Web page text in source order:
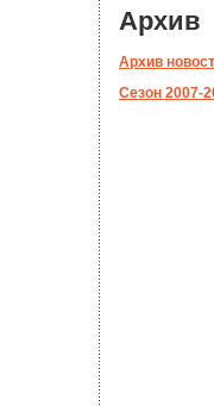
Архив
Архив
Сезон 2007-